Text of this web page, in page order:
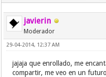
javierin
Moderador
29-04-2014, 12:37 AM
jajaja que enrollado, me
compartir, me veo en un